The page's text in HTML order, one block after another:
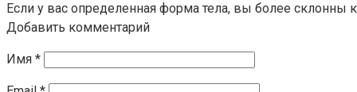
Если у вас определенная форма тела, вы более склонны
Добавить комментарий
Имя *